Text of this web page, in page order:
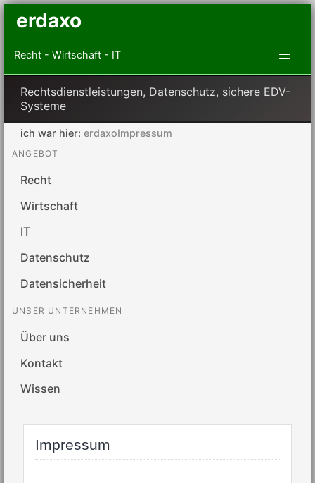
erdaxo
Recht - Wirtschaft - IT
Rechtsdienstleistungen, Datenschutz, sichere EDV-
Systeme
ich war hier: erdaxoImpressum
ANGEBOT
Recht
Wirtschaft
IT
Datenschutz
Datensicherheit
UNSER UNTERNEHMEN
Über uns
Kontakt
Wissen
Impressum